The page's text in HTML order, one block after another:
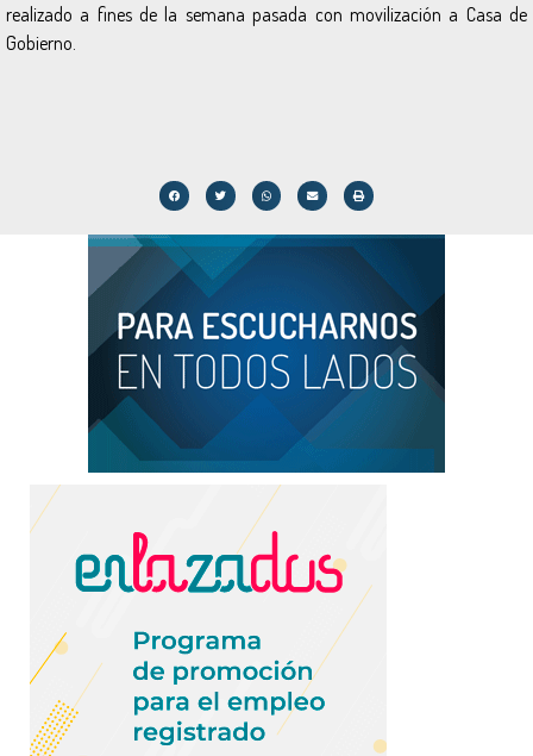
realizado a fines de la semana pasada con movilización a Casa de
Gobierno.